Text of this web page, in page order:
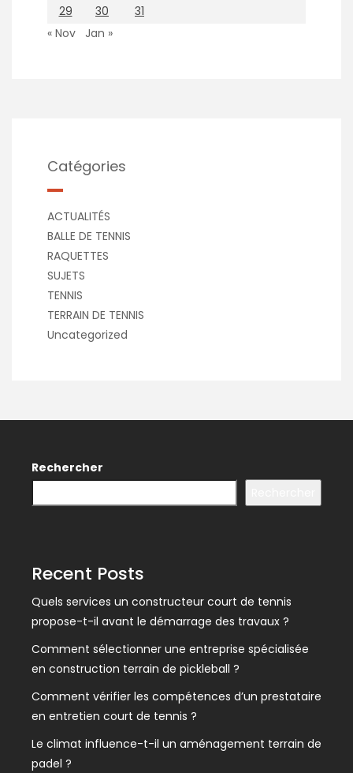
29
30
31
« Nov
Jan »
Catégories
ACTUALITÉS
BALLE DE TENNIS
RAQUETTES
SUJETS
TENNIS
TERRAIN DE TENNIS
Uncategorized
Rechercher
Recent Posts
Quels services un constructeur court de tennis
propose-t-il avant le démarrage des travaux ?
Comment sélectionner une entreprise spécialisée
en construction terrain de pickleball ?
Comment vérifier les compétences d’un prestataire
en entretien court de tennis ?
Le climat influence-t-il un aménagement terrain de
padel ?